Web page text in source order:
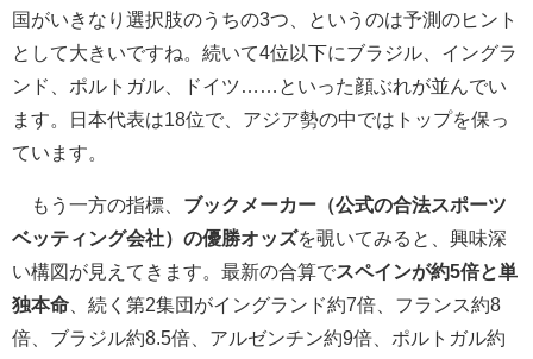
国がいきなり選択肢のうちの3つ、というのは予測のヒント
として大きいですね。続いて4位以下にブラジル、イングラ
ンド、ポルトガル、ドイツ……といった顔ぶれが並んでい
ます。日本代表は18位で、アジア勢の中ではトップを保っ
ています。
もう一方の指標、 ブックメーカー（公式の合法スポーツ
ベッティング会社）の優勝オッズを覗いてみると、興味深
い構図が見えてきます。最新の合算でスペインが約5倍と単
独本命 、続く第2集団がイングランド約7倍、フランス約8
倍、ブラジル約8.5倍、アルゼンチン約9倍、ポルトガル約